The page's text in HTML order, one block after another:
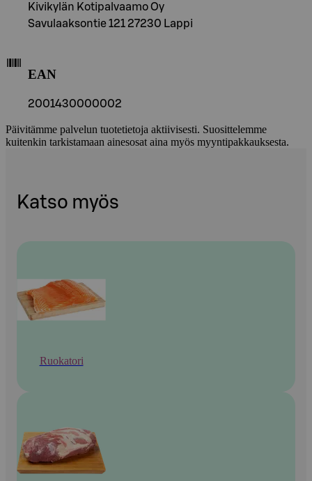
Kivikylän Kotipalvaamo Oy
Savulaaksontie 121 27230 Lappi
EAN
2001430000002
Päivitämme palvelun tuotetietoja aktiivisesti. Suosittelemme
kuitenkin tarkistamaan ainesosat aina myös myyntipakkauksesta.
Katso myös
Ruokatori